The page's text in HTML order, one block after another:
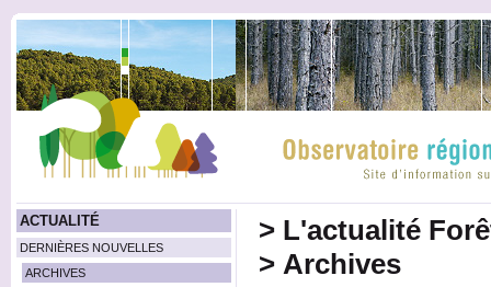
ACTUALITÉ
DERNIÈRES NOUVELLES
ARCHIVES
> L'actualité
> Archives